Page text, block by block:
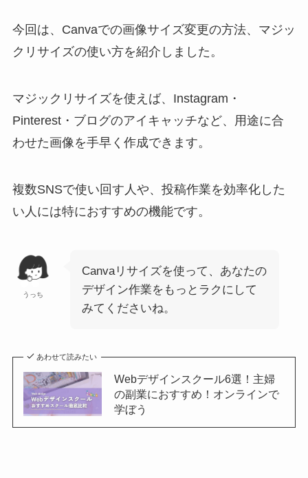
今回は、Canvaでの画像サイズ変更の方法、マジッ
クリサイズの使い方を紹介しました。
マジックリサイズを使えば、Instagram・
Pinterest・ブログのアイキャッチなど、用途に合
わせた画像を手早く作成できます。
複数SNSで使い回す人や、投稿作業を効率化した
い人には特におすすめの機能です。
うっち
Canvaリサイズを使って、あなたの
デザイン作業をもっとラクにして
みてくださいね。
あわせて読みたい
Webデザインスクール6選！主婦
の副業におすすめ！オンラインで
学ぼう